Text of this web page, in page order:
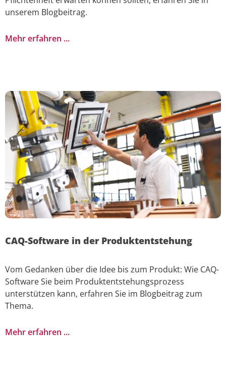
unserem Blogbeitrag.
Mehr erfahren ...
CAQ-Software in der Produktentstehung
Vom Gedanken über die Idee bis zum Produkt: Wie CAQ-
Software Sie beim Produktentstehungsprozess
unterstützen kann, erfahren Sie im Blogbeitrag zum
Thema.
Mehr erfahren ...